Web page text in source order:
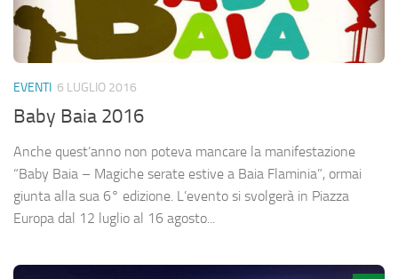
EVENTI 6 LUGLIO 2016
Baby Baia 2016
Anche quest’anno non poteva mancare la manifestazione
“Baby Baia – Magiche serate estive a Baia Flaminia”, ormai
giunta alla sua 6° edizione. L’evento si svolgerà in Piazza
Europa dal 12 luglio al 16 agosto...